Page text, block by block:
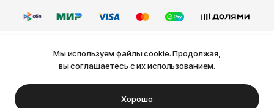
© FRIDAY, 2026
Оферта
Политика конфиденциальности
Ваш город Пермь?
Мы используем файлы cookie. Продолжая,
вы соглашаетесь с их использованием.
Хорошо